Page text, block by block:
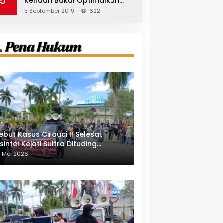
Pangkas Pohon Peneduh
5 September 2019 622
Kasus Cirauci II Selesai,
Kejati Sultra Dituding
Pejabat Berwenang
Mei 2026